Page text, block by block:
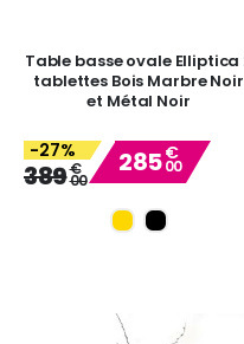
Table basse ovale Elliptica
tablettes Bois Marbre Noir
et Métal Noir
-27%
389€
00
Special
Price
285€
00